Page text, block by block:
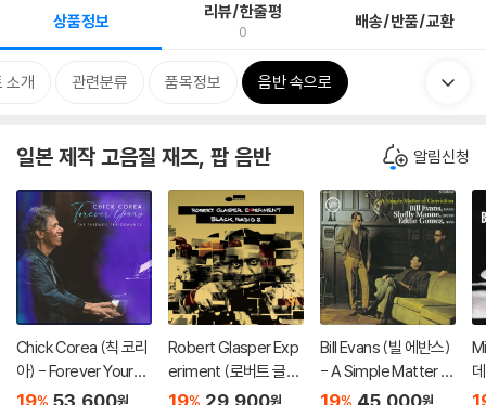
상품정보 리뷰/한줄평
0 배송/반품/교환
소개 관련분류 품목정보 음반 속으로
일본 제작 고음질 재즈, 팝 음반 알림신청
Chick Corea (칙 코리
아) - Forever Yours -
The Farewell Perfor
19 53,600원
Robert Glasper Exp
eriment (로버트 글래
스퍼 익스페리먼트) -
19 29,900원
Bill Evans (빌 에반스)
- A Simple Matter O
f Conviction [UHQC
19 45,000원